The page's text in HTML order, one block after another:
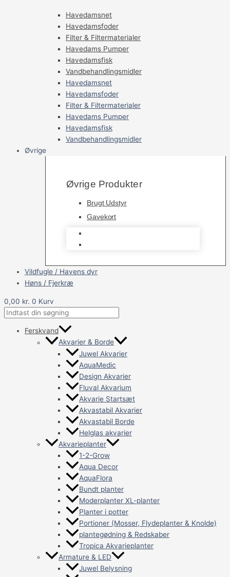
Havedamsnet
Havedamsfoder
Filter & Filtermaterialer
Havedams Pumper
Havedamsfisk
Vandbehandlingsmidler
Havedamsnet
Havedamsfoder
Filter & Filtermaterialer
Havedams Pumper
Havedamsfisk
Vandbehandlingsmidler
Øvrige
Øvrige Produkter
Brugt Udstyr
Gavekort
Vildfugle / Havens dyr
Høns / Fjerkræ
0,00 kr. 0 Kurv
Ferskvand
Akvarier & Borde
Juwel Akvarier
AquaMedic
Design Akvarier
Fluval Akvarium
Akvarie Startsæt
Akvastabil Akvarier
Akvastabil Borde
Helglas akvarier
Akvarieplanter
1-2-Grow
Aqua Decor
AquaFlora
Bundt planter
Moderplanter XL-planter
Planter i potter
Portioner (Mosser, Flydeplanter & Knolde)
plantegødning & Redskaber
Tropica Akvarieplanter
Armature & LED
Juwel Belysning